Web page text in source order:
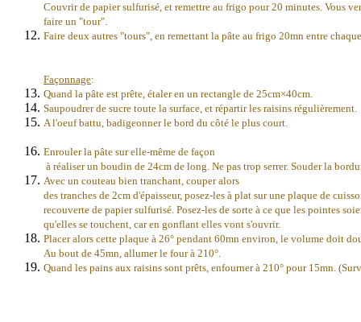
Couvrir de papier sulfurisé, et remettre au frigo pour 20 minutes. Vous
faire un "tour".
Faire deux autres "tours", en remettant la pâte au frigo 20mn entre
Façonnage:
Quand la pâte est prête, étaler en un rectangle de 25cm×40cm.
Saupoudrer de sucre toute la surface, et répartir les raisins régulièrement.
A l'oeuf battu, badigeonner le bord du côté le plus court.
Enrouler la pâte sur elle-même de façon
à réaliser un boudin de 24cm de long. Ne pas trop serrer. Souder la
Avec un couteau bien tranchant, couper alors
des tranches de 2cm d'épaisseur, posez-les à plat sur une plaque de
recouverte de papier sulfurisé. Posez-les de sorte à ce que les pointes
qu'elles se touchent, car en gonflant elles vont s'ouvrir.
Placer alors cette plaque à 26° pendant 60mn environ, le volume doit
Au bout de 45mn, allumer le four à 210°.
Quand les pains aux raisins sont prêts, enfourner à 210° pour 15mn.